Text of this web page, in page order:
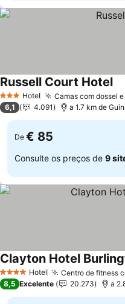
3 EstrelasHotel Camas com dossel
Russell Court Hotel
6,1 4.091 a 1.7 km de
De € 85
Consulte os preços de 9
4 EstrelasHotel Centro de fitness
Clayton Hotel
8,5 Excelente 20.273 a